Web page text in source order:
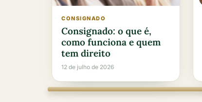
CONSIGNADO
Consignado: o que é,
como funciona e quem
tem direito
12 de julho de 2026